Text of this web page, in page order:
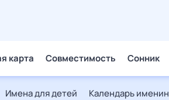
карта Совместимость Сонник
Имена для детей Календарь именин